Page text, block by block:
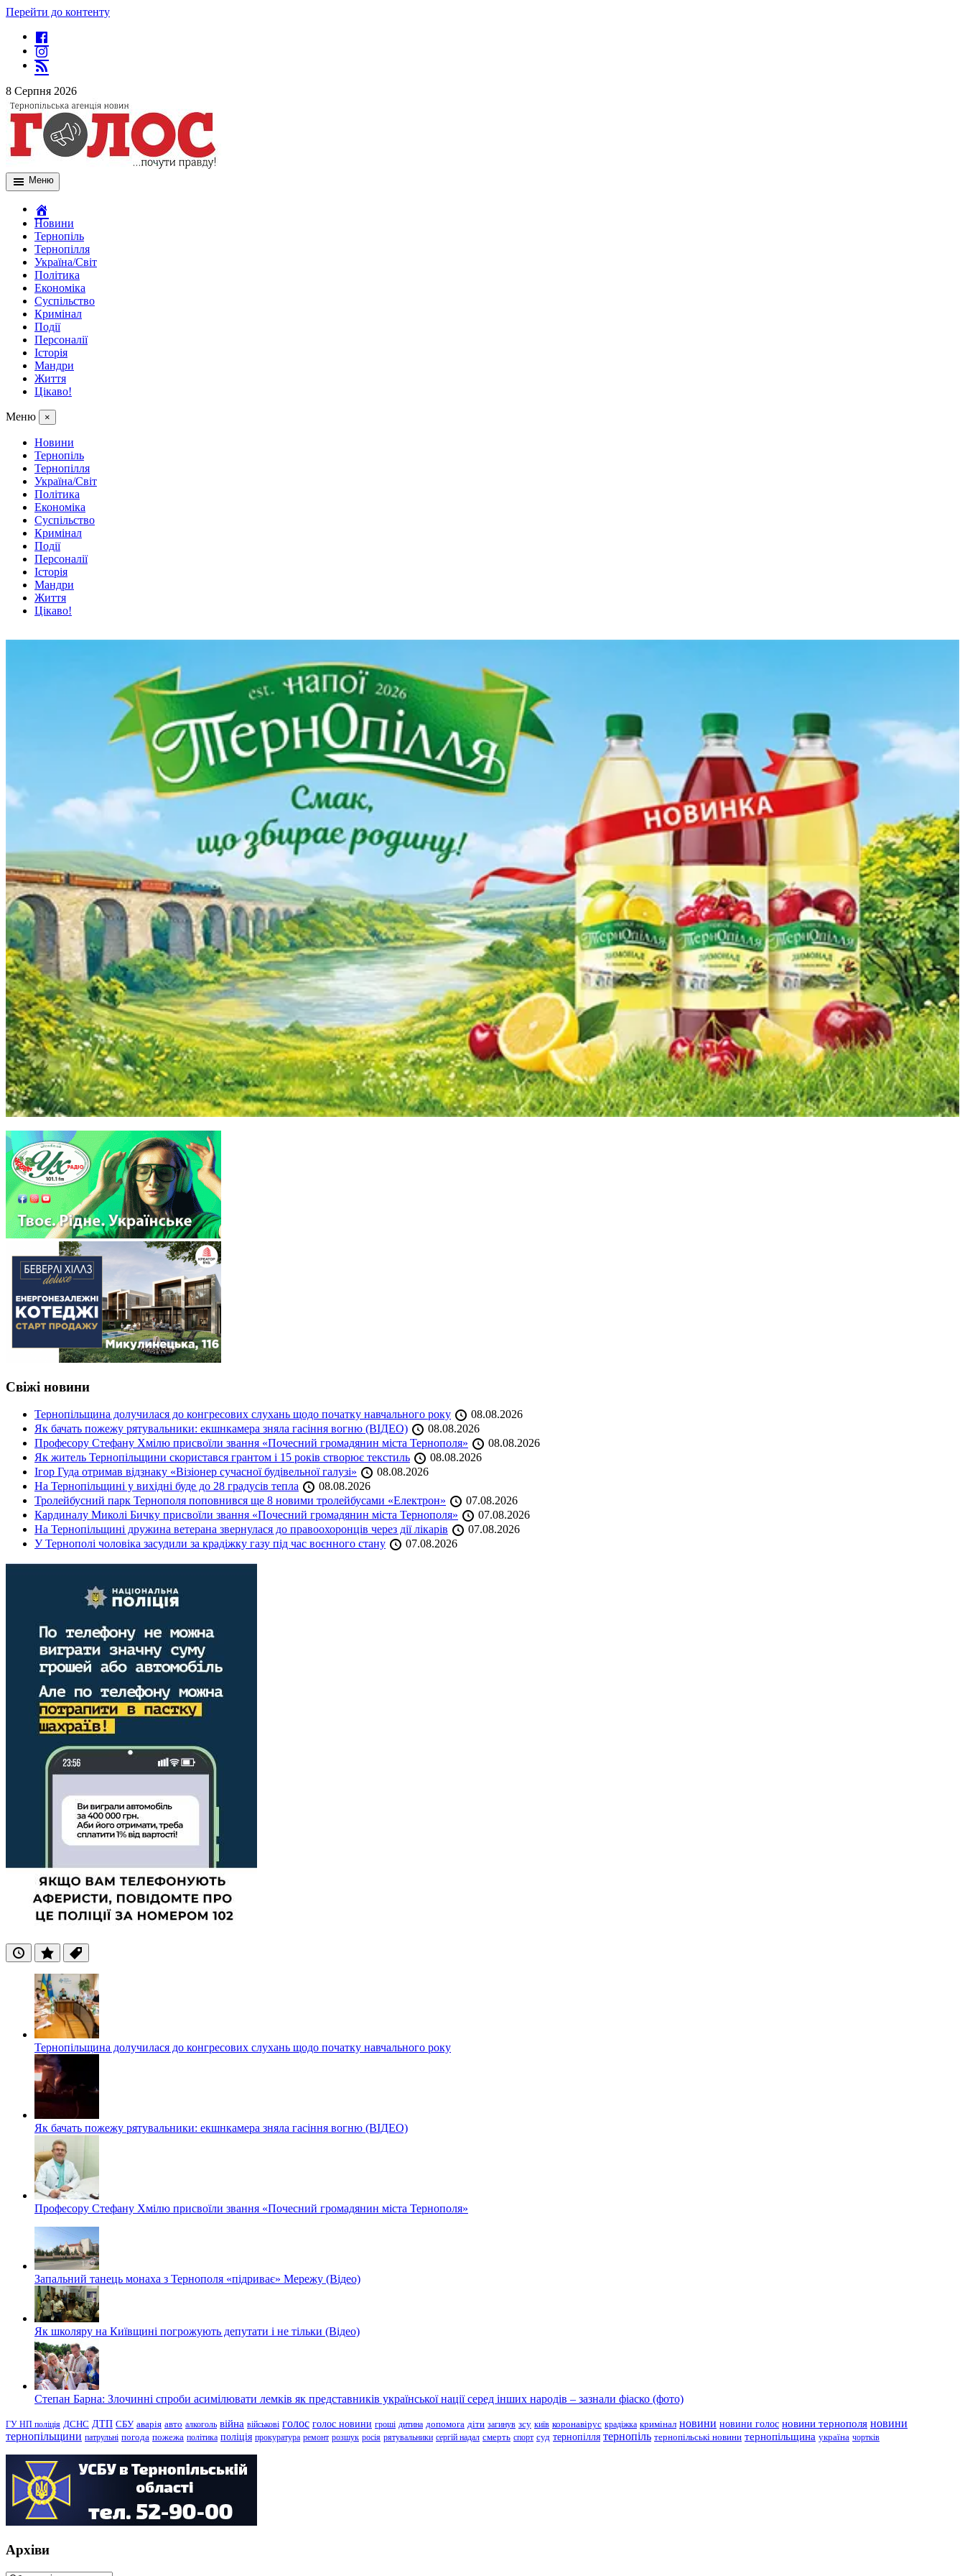
Перейти до контенту
8 Серпня 2026
Меню
Новини
Тернопіль
Тернопілля
Україна/Світ
Політика
Економіка
Суспільство
Кримінал
Події
Персоналії
Історія
Мандри
Життя
Цікаво!
Меню ×
Новини
Тернопіль
Тернопілля
Україна/Світ
Політика
Економіка
Суспільство
Кримінал
Події
Персоналії
Історія
Мандри
Життя
Цікаво!
Свіжі новини
Тернопільщина долучилася до конгресових слухань щодо початку навчального року
08.08.2026
Як бачать пожежу рятувальники: екшнкамера зняла гасіння вогню (ВІДЕО)
08.08.2026
Професору Стефану Хмілю присвоїли звання «Почесний громадянин міста Тернополя»
08.08.2026
Як житель Тернопільщини скористався грантом і 15 років створює текстиль
08.08.2026
Ігор Гуда отримав відзнаку «Візіонер сучасної будівельної галузі»
08.08.2026
На Тернопільщині у вихідні буде до 28 градусів тепла
08.08.2026
Тролейбусний парк Тернополя поповнився ще 8 новими тролейбусами «Електрон»
07.08.2026
Кардиналу Миколі Бичку присвоїли звання «Почесний громадянин міста Тернополя»
07.08.2026
На Тернопільщині дружина ветерана звернулася до правоохоронців через дії лікарів
07.08.2026
У Тернополі чоловіка засудили за крадіжку газу під час воєнного стану
07.08.2026
ОстанніПопулярні
Теги
Тернопільщина долучилася до конгресових слухань щодо початку навчального року
Як бачать пожежу рятувальники: екшнкамера зняла гасіння вогню (ВІДЕО)
Професору Стефану Хмілю присвоїли звання «Почесний громадянин міста Тернополя»
Запальний танець монаха з Тернополя «підриває» Мережу (Відео)
Як школяру на Київщині погрожують депутати і не тільки (Відео)
Степан Барна: Злочинні спроби асимілювати лемків як представників української нації серед інших народів – зазнали фіаско (фото)
ГУ НП поліція ДСНС ДТП СБУ аварія авто алкоголь війна військові голос голос новини гроші дитина допомога діти загинув зсу київ коронавірус крадіжка кримінал новини новини голос новини тернополя новини
тернопільщини патрульні погода пожежа політика поліція прокуратура ремонт розшук росія рятувальники сергій надал смерть спорт суд тернопілля тернопіль тернопільські новини тернопільщина україна чортків
Архіви